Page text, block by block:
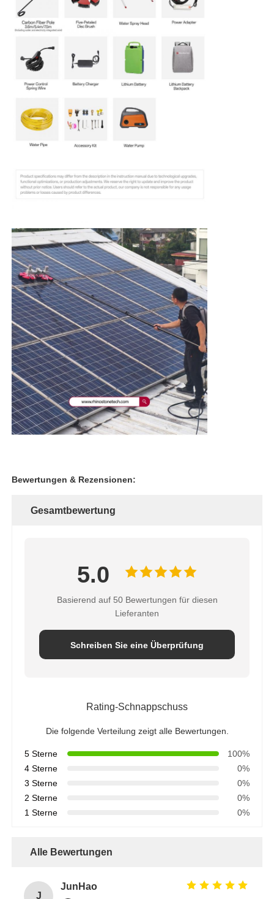
Bewertungen & Rezensionen:
Gesamtbewertung
5.0
Basierend auf 50 Bewertungen für diesen
Lieferanten
Schreiben Sie eine Überprüfung
Rating-Schnappschuss
Die folgende Verteilung zeigt alle Bewertungen.
5 Sterne
100%
4 Sterne
0%
3 Sterne
0%
2 Sterne
0%
1 Sterne
0%
Alle Bewertungen
J
JunHao